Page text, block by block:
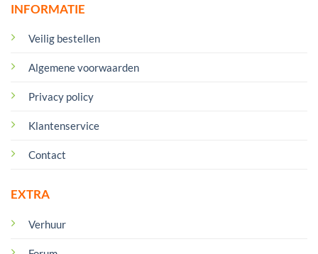
INFORMATIE
Veilig bestellen
Algemene voorwaarden
Privacy policy
Klantenservice
Contact
EXTRA
Verhuur